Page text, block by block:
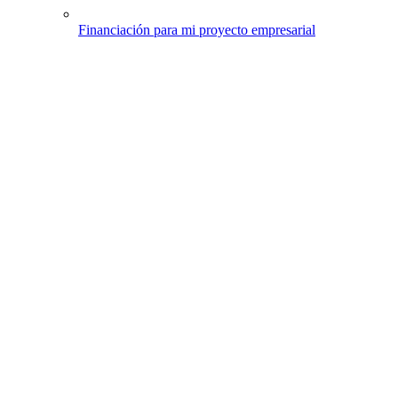
Financiación para mi proyecto empresarial